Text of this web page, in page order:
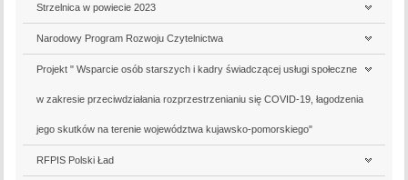
Strzelnica w powiecie 2023
Narodowy Program Rozwoju Czytelnictwa
Projekt " Wsparcie osób starszych i kadry świadczącej usługi społeczne
w zakresie przeciwdziałania rozprzestrzenianiu się COVID-19, łagodzenia
jego skutków na terenie województwa kujawsko-pomorskiego"
RFPIS Polski Ład